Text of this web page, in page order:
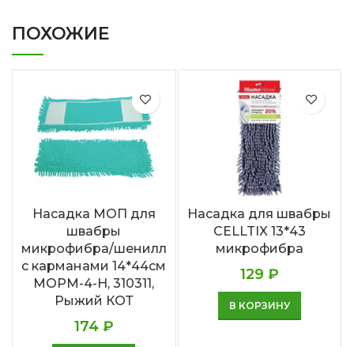
ПОХОЖИЕ
Насадка МОП для
швабры
микрофибра/шенилл
с карманами 14*44см
MOPM-4-H, 310311,
Рыжий КОТ
174 ₽
Насадка для швабры
CELLTIX 13*43
микрофибра
129 ₽
В КОРЗИНУ